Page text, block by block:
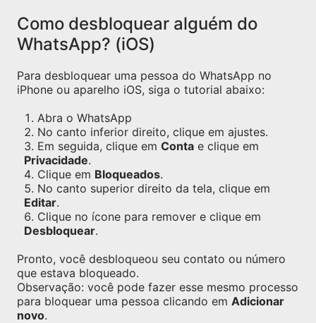
Como desbloquear alguém do
WhatsApp? (iOS)
Para desbloquear uma pessoa do WhatsApp no
iPhone ou aparelho iOS, siga o tutorial abaixo:
Abra o WhatsApp
No canto inferior direito, clique em ajustes.
Em seguida, clique em Conta e clique em
Privacidade.
Clique em Bloqueados.
No canto superior direito da tela, clique em
Editar.
Clique no ícone para remover e clique em
Desbloquear.
Pronto, você desbloqueou seu contato ou número
que estava bloqueado.
Observação: você pode fazer esse mesmo processo
para bloquear uma pessoa clicando em Adicionar
novo.